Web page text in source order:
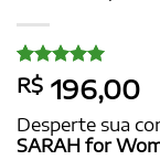
Avaliado
como5de
5, com
baseado em
20
avaliações
R$ 196,00
Desperte sua
SARAH for